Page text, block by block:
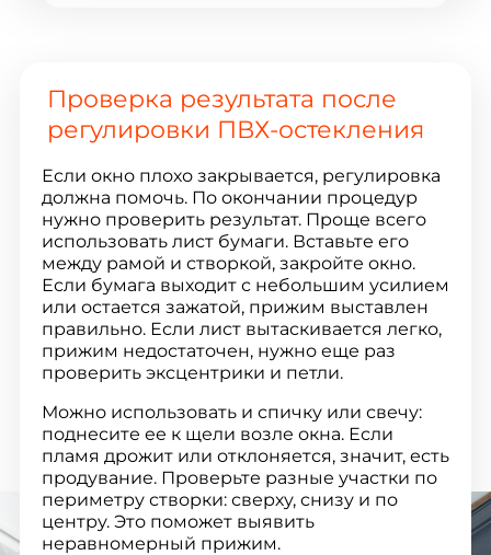
Проверка результата после
регулировки ПВХ-остекления
Если окно плохо закрывается, регулировка
должна помочь. По окончании процедур
нужно проверить результат. Проще всего
использовать лист бумаги. Вставьте его
между рамой и створкой, закройте окно.
Если бумага выходит с небольшим усилием
или остается зажатой, прижим выставлен
правильно. Если лист вытаскивается легко,
прижим недостаточен, нужно еще раз
проверить эксцентрики и петли.
Можно использовать и спичку или свечу:
поднесите ее к щели возле окна. Если
пламя дрожит или отклоняется, значит, есть
продувание. Проверьте разные участки по
периметру створки: сверху, снизу и по
центру. Это поможет выявить
неравномерный прижим.